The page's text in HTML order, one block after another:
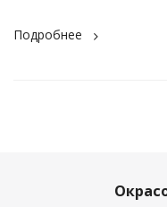
Подробнее